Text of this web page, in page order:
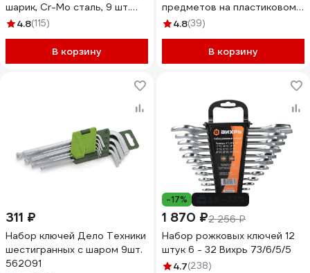
шарик, Cr-Mo сталь, 9 шт.
27445-H9
4.8(115)
В корзину
предметов на пластиковом
держателе Rockforce RF-
4.8(39)
В корзину
311 ₽
Набор ключей Дело Техники
шестигранных с шаром 9шт.
562091
-17%
1 870 ₽2 256 ₽
Набор рожковых ключей 12
штук 6 - 32 Вихрь 73/6/5/5
4.7(238)